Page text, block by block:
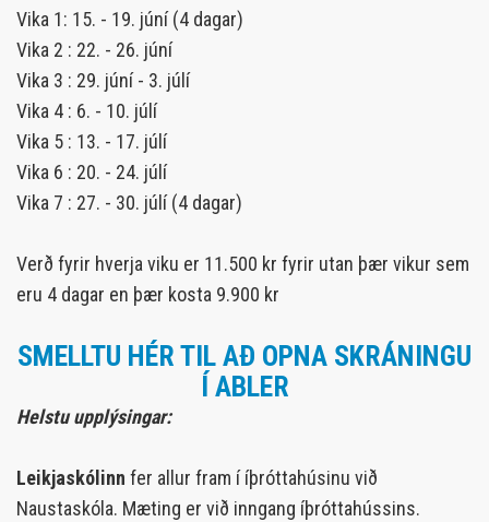
Vika 1: 15. - 19. júní (4 dagar)
Vika 2 : 22. - 26. júní
Vika 3 : 29. júní - 3. júlí
Vika 4 : 6. - 10. júlí
Vika 5 : 13. - 17. júlí
Vika 6 : 20. - 24. júlí
Vika 7 : 27. - 30. júlí (4 dagar)
Verð fyrir hverja viku er 11.500 kr fyrir utan þær vikur sem
eru 4 dagar en þær kosta 9.900 kr
SMELLTU HÉR TIL AÐ OPNA SKRÁNINGU
Í ABLER
Helstu upplýsingar:
Leikjaskólinn fer allur fram í íþróttahúsinu við
Naustaskóla. Mæting er við inngang íþróttahússins.